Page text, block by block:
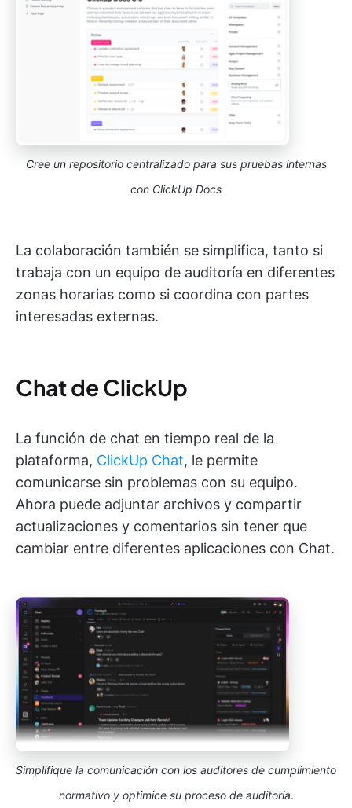
Cree un repositorio centralizado para sus pruebas internas
con ClickUp Docs
La colaboración también se simplifica, tanto si
trabaja con un equipo de auditoría en diferentes
zonas horarias como si coordina con partes
interesadas externas.
Chat de ClickUp
La función de chat en tiempo real de la
plataforma, ClickUp Chat, le permite
comunicarse sin problemas con su equipo.
Ahora puede adjuntar archivos y compartir
actualizaciones y comentarios sin tener que
cambiar entre diferentes aplicaciones con Chat.
Simplifique la comunicación con los auditores de cumplimiento
normativo y optimice su proceso de auditoría.